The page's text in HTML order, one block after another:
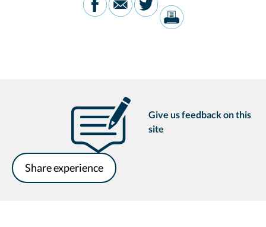
Give us feedback on this
site
Share experience